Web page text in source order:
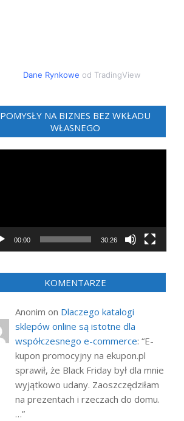
Dane Rynkowe od TradingView
POMYSŁY NA BIZNES BEZ WKŁADU
WŁASNEGO
00:00 30:26
KOMENTARZE
Anonim on Dlaczego katalogi
sklepów online są istotne dla
współczesnego e-commerce: “E-
kupon promocyjny na ekupon.pl
sprawił, że Black Friday był dla mnie
wyjątkowo udany. Zaoszczędziłam
na prezentach i rzeczach do domu.
…”